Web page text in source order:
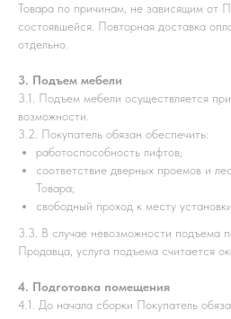
Товара по причинам, не зависящим от
состоявшейся. Повторная доставка
отдельно.
3. Подъем мебели
3.1. Подъем мебели осуществляется
возможности.
3.2. Покупатель обязан обеспечить:
работоспособность лифтов;
соответствие дверных проемов и
Товара;
свободный проход к месту установки.
3.3. В случае невозможности подъема
Продавца, услуга подъема считается
4. Подготовка помещения
4.1. До начала сборки Покупатель